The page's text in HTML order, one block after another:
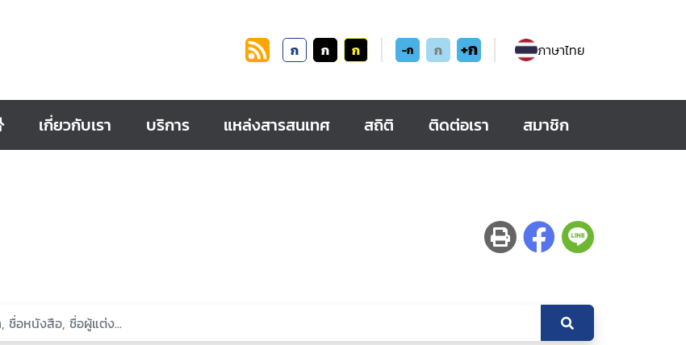
ก ก ก -ก ก +ก ภาษาไทย
เกี่ยวกับเรา บริการ แหล่งสารสนเทศ สถิติ ติดต่อเรา สมาชิก